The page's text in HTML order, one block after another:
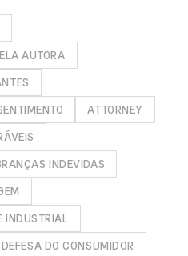
AUTORA
ATTORNEY
INDEVIDAS
INDUSTRIAL
DEFESA DO CONSUMIDOR